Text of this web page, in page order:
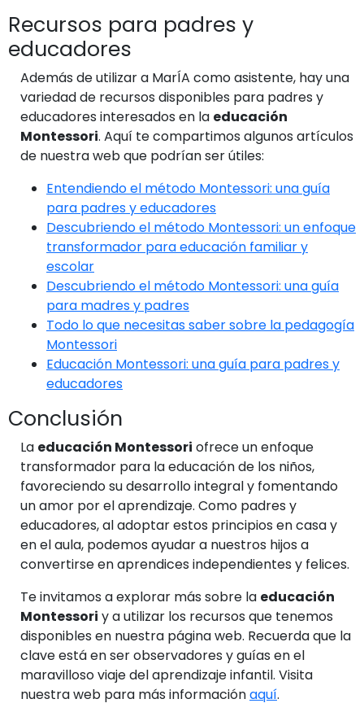
Recursos para padres y
educadores
Además de utilizar a MarÍA como asistente, hay una
variedad de recursos disponibles para padres y
educadores interesados en la educación
Montessori. Aquí te compartimos algunos artículos
de nuestra web que podrían ser útiles:
Entendiendo el método Montessori: una guía
para padres y educadores
Descubriendo el método Montessori: un enfoque
transformador para educación familiar y
escolar
Descubriendo el método Montessori: una guía
para madres y padres
Todo lo que necesitas saber sobre la pedagogía
Montessori
Educación Montessori: una guía para padres y
educadores
Conclusión
La educación Montessori ofrece un enfoque
transformador para la educación de los niños,
favoreciendo su desarrollo integral y fomentando
un amor por el aprendizaje. Como padres y
educadores, al adoptar estos principios en casa y
en el aula, podemos ayudar a nuestros hijos a
convertirse en aprendices independientes y felices.
Te invitamos a explorar más sobre la educación
Montessori y a utilizar los recursos que tenemos
disponibles en nuestra página web. Recuerda que la
clave está en ser observadores y guías en el
maravilloso viaje del aprendizaje infantil. Visita
nuestra web para más informaciónaquí.